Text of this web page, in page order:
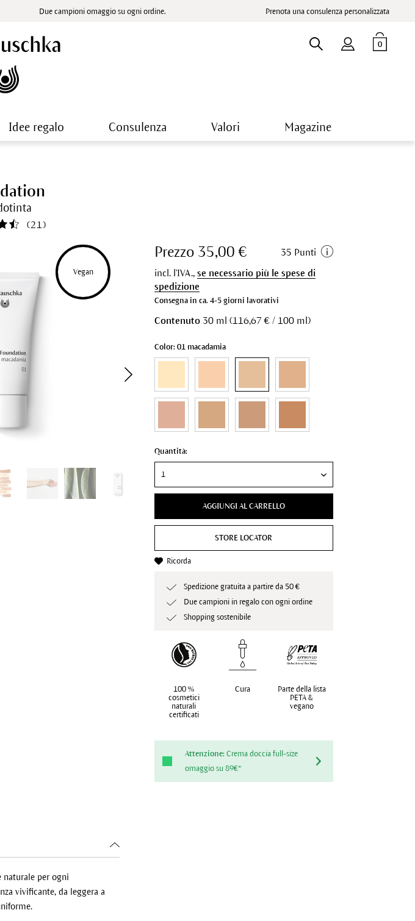
Due campioni omaggio su ogni ordine. Prenota una consulenza personalizzata
0
Idee regalo Consulenza Valori Magazine
(21)
Vegan
Prezzo 35,00 € 35 Punti
incl. l'IVA.,se necessario più le spese di
spedizione
Consegna in ca. 4-5 giorni lavorativi
Contenuto 30 ml (116,67 € / 100 ml)
Color: 01 macadamia
Quantità:
AGGIUNGI AL CARRELLO
STORE LOCATOR
Ricorda
Spedizione gratuita a partire da 50 €
Due campioni in regalo con ogni ordine
Shopping sostenibile
100 %
cosmetici
naturali
certificati
Cura
Parte della lista
PETA &
vegano
Attenzione: Crema doccia full-size
omaggio su 89€*
naturale per ogni
vivificante, da leggera a